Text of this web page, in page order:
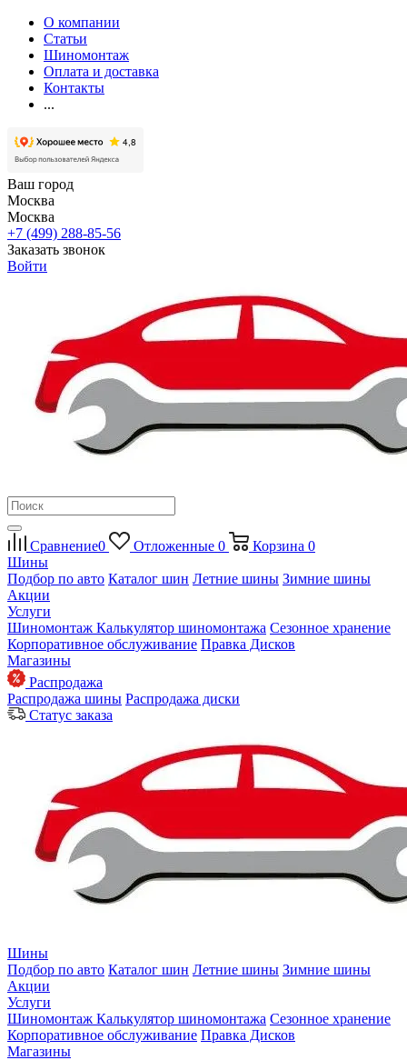
О компании
Статьи
Шиномонтаж
Оплата и доставка
Контакты
...
Ваш город
Москва
Москва
+7 (499) 288-85-56
Заказать звонок
Войти
Сравнение0 Отложенные 0 Корзина 0
Шины
Подбор по авто Каталог шин Летние шины Зимние шины
Акции
Услуги
Шиномонтаж Калькулятор шиномонтажа Сезонное хранение
Корпоративное обслуживание Правка Дисков
Магазины
Распродажа
Распродажа шины Распродажа диски
Статус заказа
Шины
Подбор по авто Каталог шин Летние шины Зимние шины
Акции
Услуги
Шиномонтаж Калькулятор шиномонтажа Сезонное хранение
Корпоративное обслуживание Правка Дисков
Магазины